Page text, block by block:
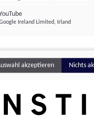
Ireland Limited, Irland
akzeptieren Nichts